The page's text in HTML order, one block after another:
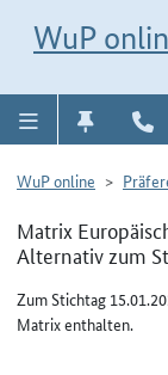
WuP
WuP online
Matrix
Alternativ zum
Zum Stichtag
Matrix enthalten.